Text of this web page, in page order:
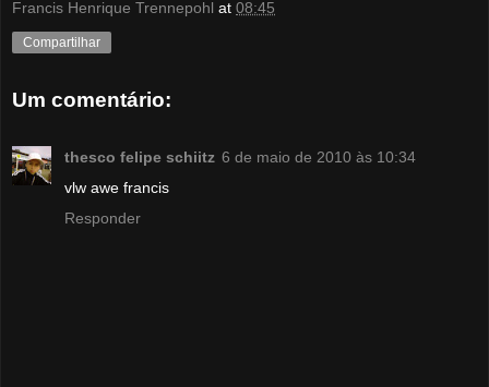
Francis Henrique Trennepohl at 08:45
Compartilhar
Um comentário:
thesco felipe schiitz 6 de maio de 2010 às 10:34
vlw awe francis
Responder